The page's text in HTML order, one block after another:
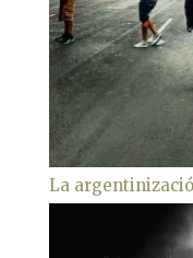
La